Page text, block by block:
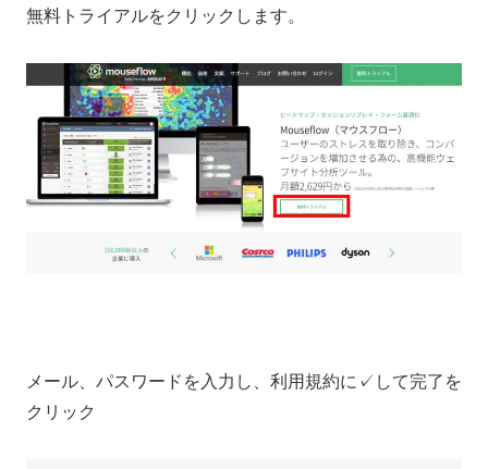
無料トライアルをクリックします。
メール、パスワードを入力し、利用規約に✓して完了を
クリック